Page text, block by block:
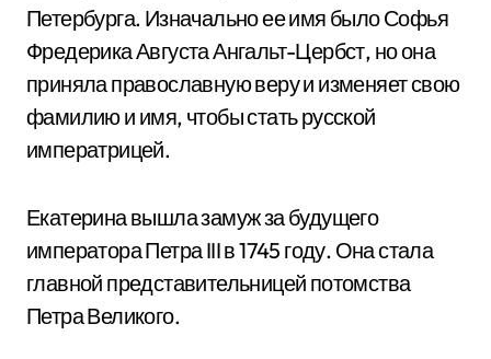
Петербурга. Изначально ее имя было Софья
Фредерика Августа Ангальт-Цербст, но она
приняла православную веру и изменяет свою
фамилию и имя, чтобы стать русской
императрицей.
Екатерина вышла замуж за будущего
императора Петра III в 1745 году. Она стала
главной представительницей потомства
Петра Великого.